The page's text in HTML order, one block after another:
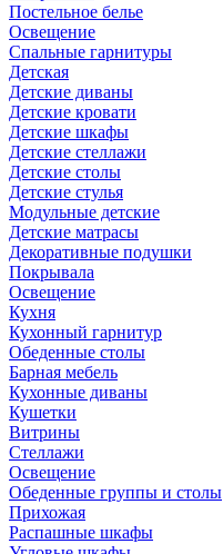
Постельное белье
Освещение
Спальные гарнитуры
Детская
Детские диваны
Детские кровати
Детские шкафы
Детские стеллажи
Детские столы
Детские стулья
Модульные детские
Детские матрасы
Декоративные подушки
Покрывала
Освещение
Кухня
Кухонный гарнитур
Обеденные столы
Барная мебель
Кухонные диваны
Кушетки
Витрины
Стеллажи
Освещение
Обеденные группы и столы
Прихожая
Распашные шкафы